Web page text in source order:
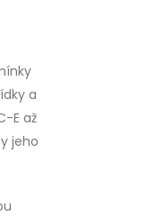
a
E až
jeho